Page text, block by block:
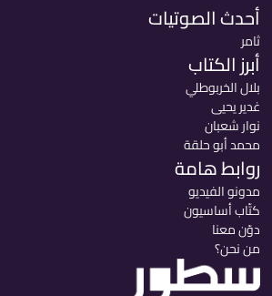
أحدث الصوتيات
ثامر
أبرز الكتاب
بلال الخربوطلي
غدير يحيى
نوار شعبان
محمد أبو حلقة
روابط هامة
مدونو الفيديو
كتّاب أساسيون
دوّن معنا
من نحن؟